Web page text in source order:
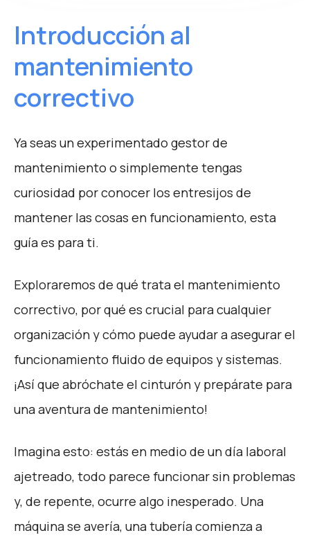
Introducción al
mantenimiento
correctivo
Ya seas un experimentado gestor de
mantenimiento o simplemente tengas
curiosidad por conocer los entresijos de
mantener las cosas en funcionamiento, esta
guía es para ti.
Exploraremos de qué trata el mantenimiento
correctivo, por qué es crucial para cualquier
organización y cómo puede ayudar a asegurar el
funcionamiento fluido de equipos y sistemas.
¡Así que abróchate el cinturón y prepárate para
una aventura de mantenimiento!
Imagina esto: estás en medio de un día laboral
ajetreado, todo parece funcionar sin problemas
y, de repente, ocurre algo inesperado. Una
máquina se avería, una tubería comienza a